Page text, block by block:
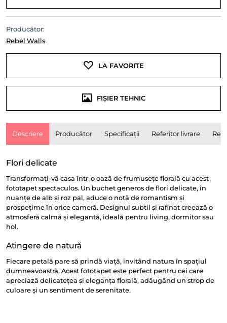
Producător:
Rebel Walls
LA FAVORITE
FIȘIER TEHNIC
Descriere Producător Specificații Referitor livrare
Flori delicate
Transformați-vă casa într-o oază de frumusețe florală cu acest
fototapet spectaculos. Un buchet generos de flori delicate, în
nuanțe de alb și roz pal, aduce o notă de romantism și
prospețime în orice cameră. Designul subtil și rafinat creează o
atmosferă calmă și elegantă, ideală pentru living, dormitor sau
hol.
Atingere de natură
Fiecare petală pare să prindă viață, invitând natura în spațiul
dumneavoastră. Acest fototapet este perfect pentru cei care
apreciază delicatețea și eleganța florală, adăugând un strop de
culoare și un sentiment de serenitate.